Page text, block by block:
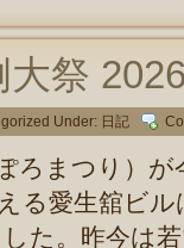
祭
Under: 日記
ろまつり）が
る愛生舘ビ
た。昨今は